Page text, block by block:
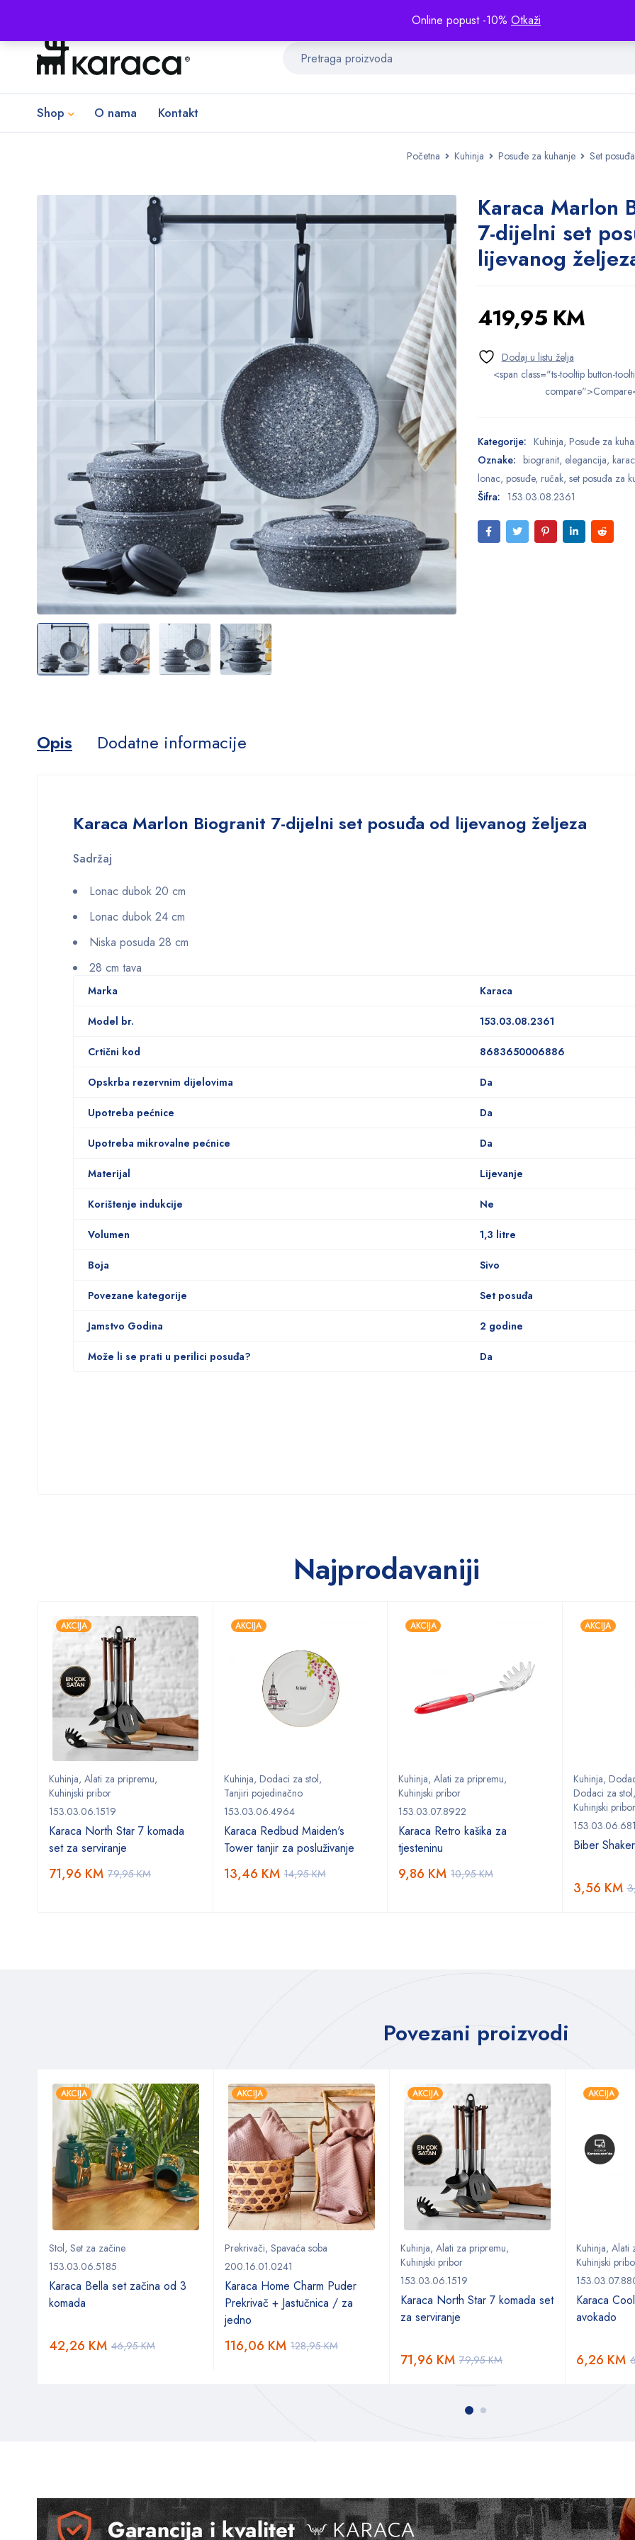
Online popust -10% Otkaži
Shop O nama Kontakt
Početna Kuhinja Posuđe za kuhanje Set posuđa
Karaca Marlon
7-dijelni set
lijevanog
419,95 KM
<span class="ts-tooltip button-
Kategorije: Kuhinja, Posuđe za
Oznake: biogranit, elegancija,
lonac, posuđe, ručak, set posuđa za
Šifra: 153.03.08.2361
Opis Dodatne informacije
Karaca Marlon Biogranit 7-dijelni set posuđa od lijevanog željeza
Sadržaj
Lonac dubok 20 cm
Lonac dubok 24 cm
Niska posuda 28 cm
28 cm tava
Marka Karaca
Model br. 153.03.08.2361
Crtični kod 8683650006886
Opskrba rezervnim dijelovima Da
Upotreba pećnice Da
Upotreba mikrovalne pećnice Da
Materijal Lijevanje
Korištenje indukcije Ne
Volumen 1,3 litre
Boja Sivo
Povezane kategorije Set posuđa
Jamstvo Godina 2 godine
Može li se prati u perilici posuđa? Da
Najprodavaniji
AKCIJA
Kuhinja, Alati za pripremu,
Kuhinjski pribor
153.03.06.1519
Karaca North Star 7 komada
set za serviranje
79,95KM
71,96 KM
AKCIJA
Kuhinja, Dodaci za stol,
Tanjiri pojedinačno
153.03.06.4964
Karaca Redbud Maiden's
Tower tanjir za posluživanje
14,95KM
13,46 KM
AKCIJA
Kuhinja, Alati za pripremu,
Kuhinjski pribor
153.03.07.8922
Karaca Retro kašika za
tjesteninu
10,95KM
9,86 KM
AKCIJA
Kuhinja,
Dodaci za stol,
Kuhinjski pribor
Biber
3,56 KM
Povezani proizvodi
AKCIJA
Stol, Set za začine
153.03.06.5185
Karaca Bella set začina od 3
komada
46,95KM
42,26 KM
AKCIJA
Prekrivači, Spavaća soba
200.16.01.0241
Karaca Home Charm Puder
Prekrivač + Jastučnica / za
jedno
128,95KM
116,06 KM
AKCIJA
Kuhinja, Alati za pripremu,
Kuhinjski pribor
153.03.06.1519
Karaca North Star 7 komada set
za serviranje
79,95KM
71,96 KM
AKCIJA
Kuhinja, Alati
Kuhinjski
Karaca
avokado
6,26 KM